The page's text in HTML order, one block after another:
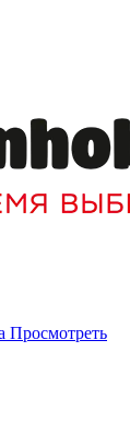
Просмотреть